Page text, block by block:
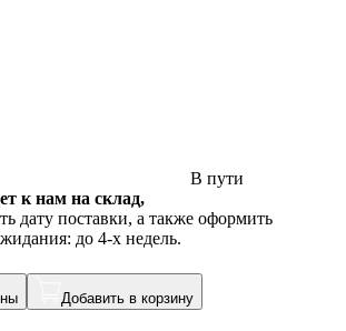
В пути
к нам на склад,
дату поставки, а также оформить
до 4-х недель.
Добавить в корзину